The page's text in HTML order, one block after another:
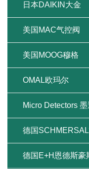
日本DAIKIN大金
美国MAC气控阀
美国MOOG穆格
OMAL欧玛尔
Micro Detectors 墨
德国
德国E+H恩德斯豪